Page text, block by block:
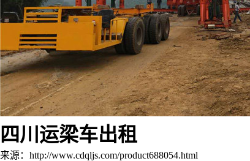
四川运梁车出租
来源：http://www.cdqljs.com/product688054.html